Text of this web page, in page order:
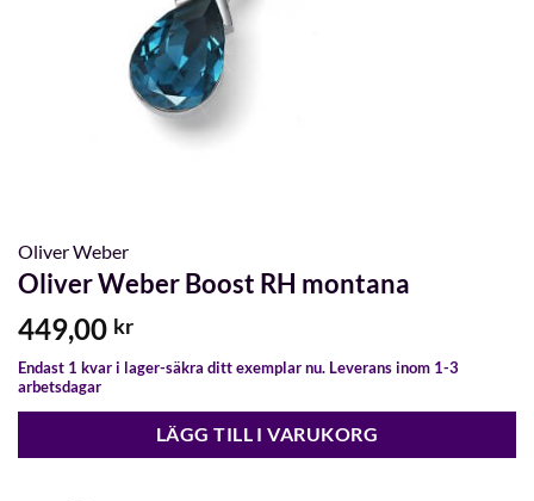
Oliver Weber
Oliver Weber Boost RH montana
449,00 kr
Endast 1 kvar i lager-säkra ditt exemplar nu. Leverans inom 1-3
arbetsdagar
LÄGG TILL I VARUKORG